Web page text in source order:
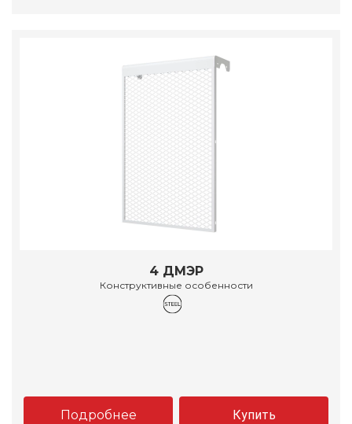
4 ДМЭР
Конструктивные особенности
Подробнее Купить